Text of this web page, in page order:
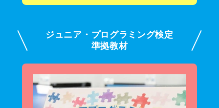
ジュニア・プログラミング検定
準拠教材